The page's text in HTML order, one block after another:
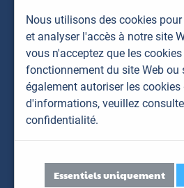
Mon espace
Mes
Mes
Mes
Mes
Nous utilisons des cookies
et analyser l'accès à notre site
vous n'acceptez que les
fonctionnement du site Web ou
également autoriser les
d'informations, veuillez
confidentialité.
Essentiels uniquement